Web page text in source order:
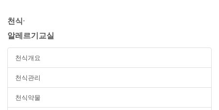
천식·
알레르기교실
천식개요
천식관리
천식약물